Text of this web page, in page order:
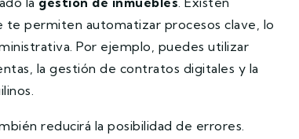
te permiten automatizar procesos clave, lo
Por ejemplo, puedes utilizar
la gestión de contratos digitales y la
reducirá la posibilidad de errores.